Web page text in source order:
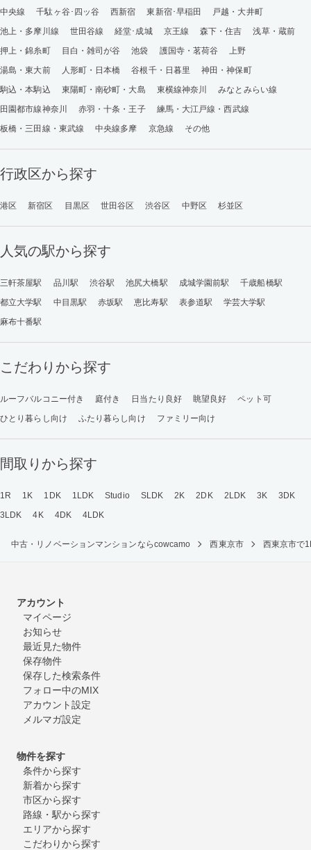
中央線
千駄ヶ谷･四ッ谷 西新宿 東新宿･早稲田
戸越・大井町
池上・多摩川線
世田谷線 経堂･成城 京王線 森下・住吉
浅草・蔵前
押上・錦糸町
目白・雑司が谷 池袋 護国寺・茗荷谷
上野
湯島・東大前
人形町・日本橋 谷根千・日暮里
神田・神保町
駒込・本駒込
東陽町・南砂町・大島 東横線神奈川
みなとみらい線
田園都市線神奈川
赤羽・十条・王子
練馬・大江戸線・西武線
板橋・三田線・東武線
中央線多摩 京急線 その他
行政区から探す
港区 新宿区 目黒区 世田谷区 渋谷区 中野区 杉並区
人気の駅から探す
三軒茶屋駅 品川駅 渋谷駅 池尻大橋駅 成城学園前駅
千歳船橋駅
都立大学駅
中目黒駅 赤坂駅 恵比寿駅 表参道駅
学芸大学駅
麻布十番駅
こだわりから探す
ルーフバルコニー付き 庭付き 日当たり良好 眺望良好
ペット可
ひとり暮らし向け
ふたり暮らし向け ファミリー向け
間取りから探す
1R 1K 1DK 1LDK Studio SLDK 2K 2DK 2LDK 3K
3DK
3LDK
4K 4DK 4LDK
中古・リノベーションマンションならcowcamo 西東京市 西東京市で
アカウント
マイページ
お知らせ
最近見た物件
保存物件
保存した検索条件
フォロー中のMIX
アカウント設定
メルマガ設定
物件を探す
条件から探す
新着から探す
市区から探す
路線・駅から探す
エリアから探す
こだわりから探す